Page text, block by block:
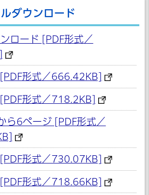
ダウンロード
ロード [PDF形式／
形式／666.42KB]
形式／718.2KB]
ら6ページ [PDF形式／
形式／730.07KB]
形式／718.66KB]